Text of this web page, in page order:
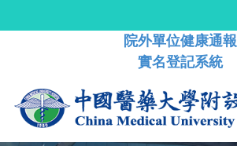
院外單位健康通報
實名登記系統